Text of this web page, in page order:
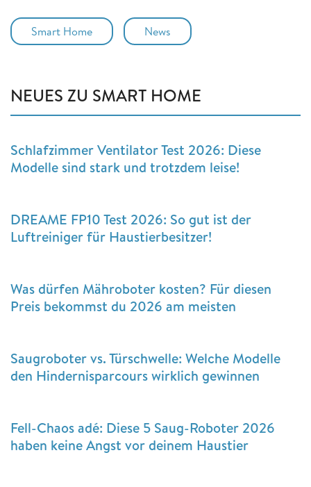
Smart Home News
NEUES ZU SMART HOME
Schlafzimmer Ventilator Test 2026: Diese
Modelle sind stark und trotzdem leise!
DREAME FP10 Test 2026: So gut ist der
Luftreiniger für Haustierbesitzer!
Was dürfen Mähroboter kosten? Für diesen
Preis bekommst du 2026 am meisten
Saugroboter vs. Türschwelle: Welche Modelle
den Hindernisparcours wirklich gewinnen
Fell-Chaos adé: Diese 5 Saug-Roboter 2026
haben keine Angst vor deinem Haustier